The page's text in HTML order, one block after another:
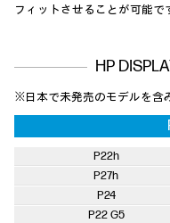
フィットさせることが可能で
HP
※日本で未発売のモデルを含
P22h
P27h
P24
P22 G5